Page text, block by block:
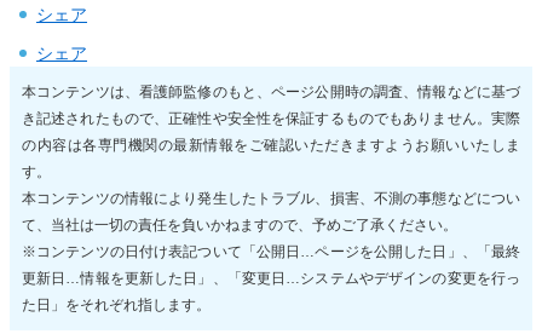
シェア
シェア
本コンテンツは、看護師監修のもと、ページ公開時の調査、情報などに基づ
き記述されたもので、正確性や安全性を保証するものでもありません。実際
の内容は各専門機関の最新情報をご確認いただきますようお願いいたしま
す。
本コンテンツの情報により発生したトラブル、損害、不測の事態などについ
て、当社は一切の責任を負いかねますので、予めご了承ください。
※コンテンツの日付け表記ついて「公開日…ページを公開した日」、「最終
更新日…情報を更新した日」、「変更日…システムやデザインの変更を行っ
た日」をそれぞれ指します。